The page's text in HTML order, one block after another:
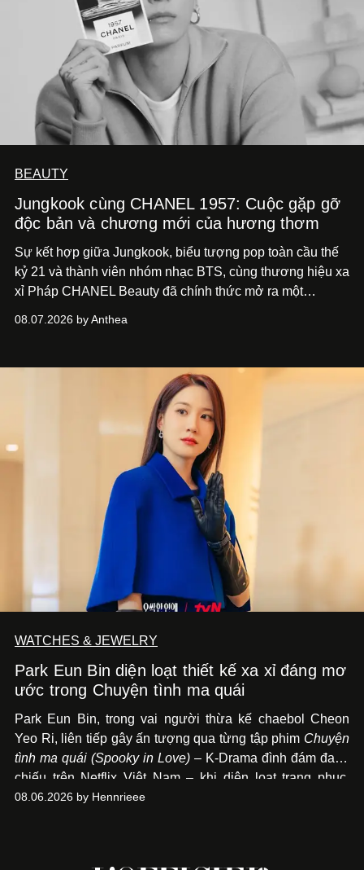
BEAUTY
Jungkook cùng CHANEL 1957: Cuộc gặp gỡ
độc bản và chương mới của hương thơm
Sự kết hợp giữa Jungkook, biểu tượng pop toàn cầu thế
kỷ 21 và thành viên nhóm nhạc BTS, cùng thương hiệu xa
xỉ Pháp CHANEL Beauty đã chính thức mở ra một
hoa cao cấp 1957.
08.07.2026 by Anthea
WATCHES & JEWELRY
Park Eun Bin diện loạt thiết kế xa xỉ đáng mơ
ước trong Chuyện tình ma quái
Park Eun Bin, trong vai người thừa kế chaebol Cheon
Yeo Ri, liên tiếp gây ấn tượng qua từng tập phim Chuyện
tình ma quái (Spooky in Love) – K-Drama đình đám đang
chiếu trên Netflix Việt Nam – khi diện loạt trang phục,
đồng hồ & trang sức xa xỉ tương xứng với địa vị trên màn
08.06.2026 by Hennrieee